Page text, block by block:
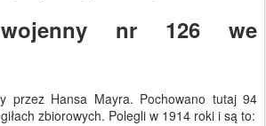
wojenny nr 126 we
przez Hansa Mayra. Pochowano tutaj 94
zbiorowych. Polegli w 1914 roki i są to: